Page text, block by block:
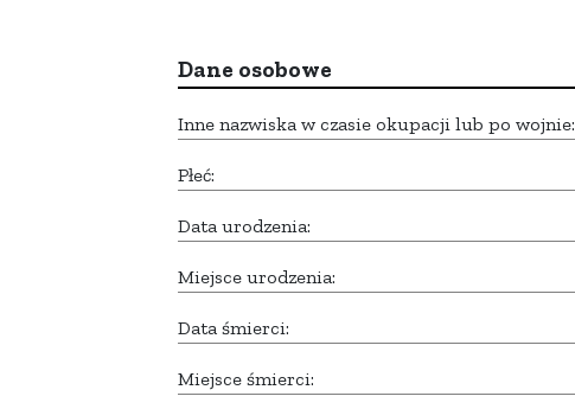
Dane osobowe
Inne nazwiska w czasie okupacji lub po wojnie:
Płeć:
Data urodzenia:
Miejsce urodzenia:
Data śmierci:
Miejsce śmierci: